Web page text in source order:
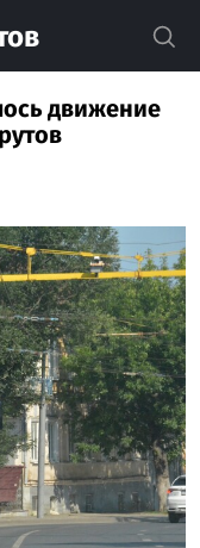
движение